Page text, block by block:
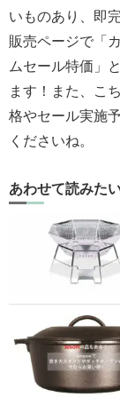
いものあり、即
販売ページで「
ムセール特価」
ます！また、こ
格やセール実施
くださいね。
あわせて読みた